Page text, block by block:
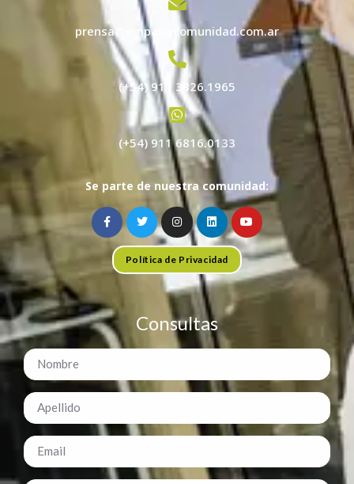
prensa@empatiacomunidad.com.ar
(+54) 911 3826.1965
(+54) 911 6816.0133
Se parte de nuestra comunidad:
Política de Privacidad
Consultas